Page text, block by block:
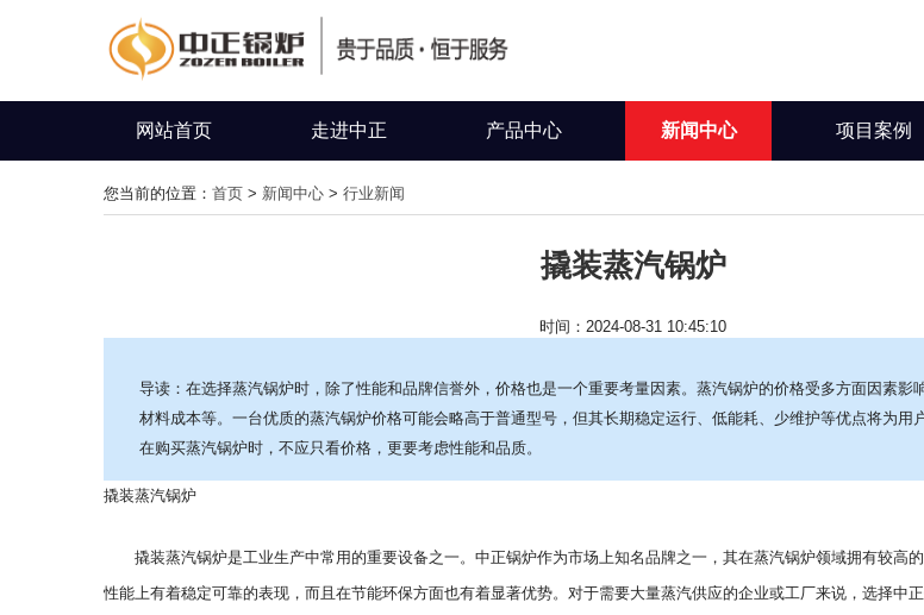
网站首页 走进中正 产品中心 新闻中心 项目案例
您当前的位置： 首页 > 新闻中心 > 行业新闻
撬装蒸汽锅炉
时间：2024-08-31 10:45:10
导读：在选择蒸汽锅炉时，除了性能和品牌信誉外，价格也是一个重要考量因素。蒸汽锅炉的价格受多方面因素影
材料成本等。一台优质的蒸汽锅炉价格可能会略高于普通型号，但其长期稳定运行、低能耗、少维护等优点将为用
在购买蒸汽锅炉时，不应只看价格，更要考虑性能和品质。
撬装蒸汽锅炉
撬装蒸汽锅炉是工业生产中常用的重要设备之一。中正锅炉作为市场上知名品牌之一，其在蒸汽锅炉领域拥有较高
性能上有着稳定可靠的表现，而且在节能环保方面也有着显著优势。对于需要大量蒸汽供应的企业或工厂来说，选择中